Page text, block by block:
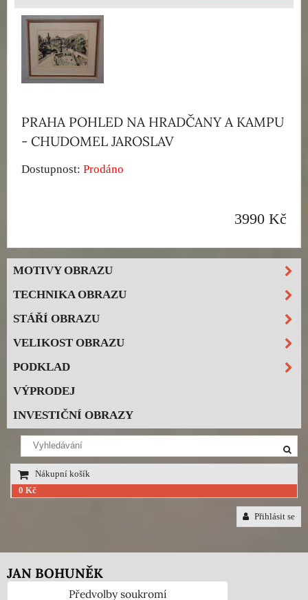
PRAHA POHLED NA HRADČANY A KAMPU
- CHUDOMEL JAROSLAV
Dostupnost: Prodáno
3990 Kč
MOTIVY OBRAZU
TECHNIKA OBRAZU
STÁŘÍ OBRAZU
VELIKOST OBRAZU
PODKLAD
VÝPRODEJ
INVESTIČNÍ OBRAZY
Nákupní košík
0 Kč
Přihlásit se
JAN BOHUNĚK
Předvolby soukromí